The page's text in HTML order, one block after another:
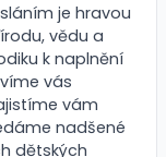
je hravou
vědu a
k naplnění
vás
vám
nadšené
dětských